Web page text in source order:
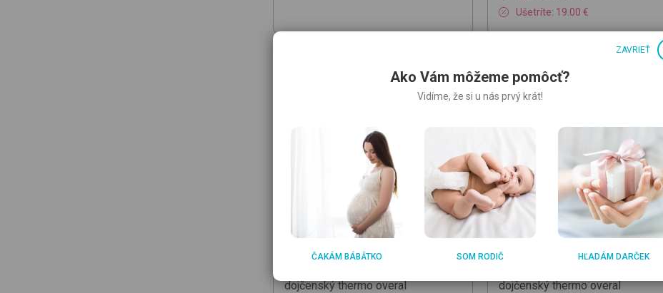
Ušetríte: 19.00 €
CHICCO
dojčenský thermo overal
CHICCO
dojčenský thermo overal
Ako Vám môžeme pomôcť?
Vidíme, že si u nás prvý krát!
ČAKÁM BÁBÄTKO SOM RODIČ HĽADÁM DARČEK
ZAVRIEŤ